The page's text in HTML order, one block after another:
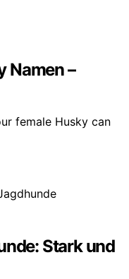
Namen –
female Husky can
Stark und